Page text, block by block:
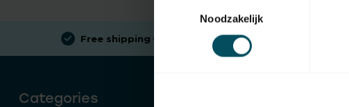
Noodzakelijk
Free shipping when spending €100 (in NL)
Categories